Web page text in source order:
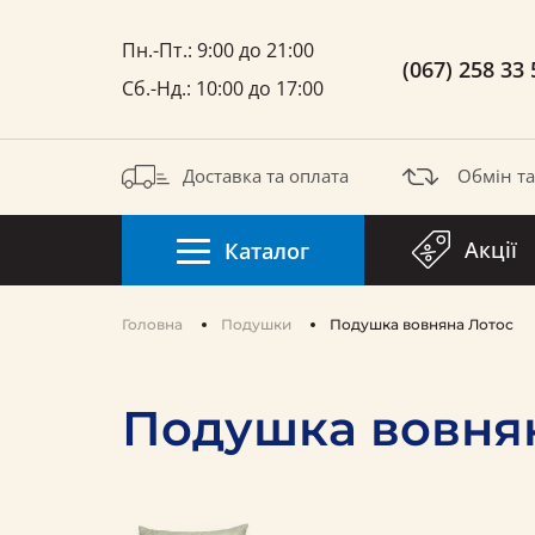
Пн.-Пт.: 9:00 до 21:00
Сб.-Нд.: 10:00 до 17:00
(067) 258 33
Доставка та оплата Обмін
Каталог Акції
Головна Подушки Подушка вовняна Лотос
Подушка